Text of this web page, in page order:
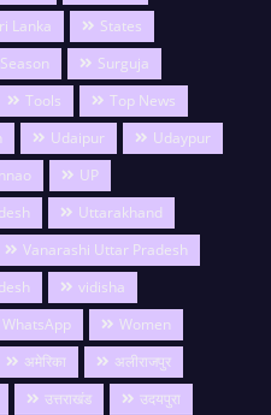
Lanka
States
Surguja
Tools
Top News
Udaipur
Udaypur
UP
Uttarakhand
Vanarashi Uttar Pradesh
vidisha
WhatsApp
Women
अमेरिका
अलीराजपुर
उत्तराखंड
उदयपुरा